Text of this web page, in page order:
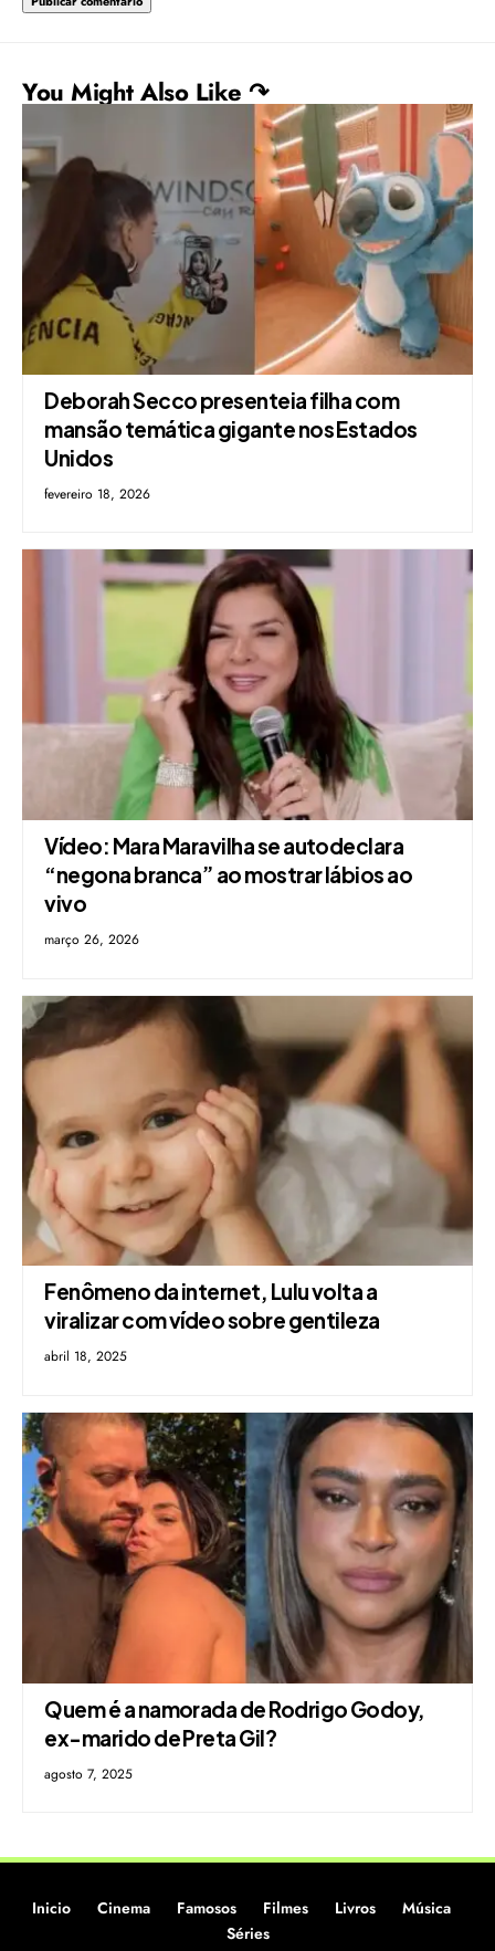
You Might Also Like ↷
Deborah Secco presenteia filha com
mansão temática gigante nos Estados
Unidos
fevereiro 18, 2026
Vídeo: Mara Maravilha se autodeclara
“negona branca” ao mostrar lábios ao
vivo
março 26, 2026
Fenômeno da internet, Lulu volta a
viralizar com vídeo sobre gentileza
abril 18, 2025
Quem é a namorada de Rodrigo Godoy,
ex-marido de Preta Gil?
agosto 7, 2025
Inicio Cinema Famosos Filmes Livros
Música
Séries